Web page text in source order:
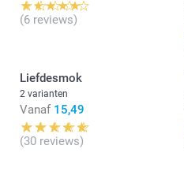
(6 reviews)
Liefdesmok
2 varianten
Vanaf 15,49
(30 reviews)